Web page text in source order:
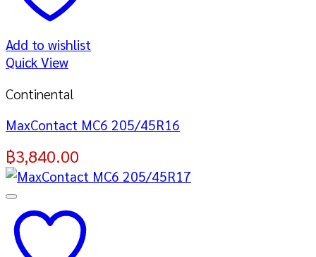
Add to wishlist
Quick View
Continental
MaxContact MC6 205/45R16
฿3,840.00